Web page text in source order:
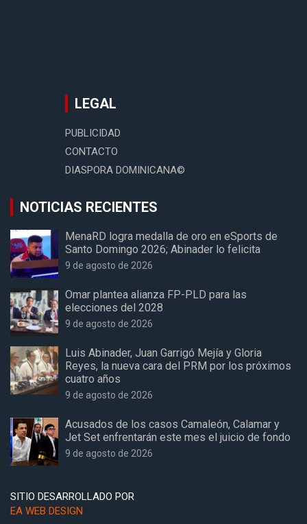
LEGAL
PUBLICIDAD
CONTACTO
DIASPORA DOMINICANA©
NOTICIAS RECIENTES
MenaRD logra medalla de oro en eSports de
Santo Domingo 2026; Abinader lo felicita
9 de agosto de 2026
Omar plantea alianza FP-PLD para las
elecciones del 2028
9 de agosto de 2026
Luis Abinader, Juan Garrigó Mejía y Gloria
Reyes, la nueva cara del PRM por los próximos
cuatro años
9 de agosto de 2026
Acusados de los casos Camaleón, Calamar y
Jet Set enfrentarán este mes el juicio de fondo
9 de agosto de 2026
SITIO DESARROLLADO POR
EA WEB DESIGN